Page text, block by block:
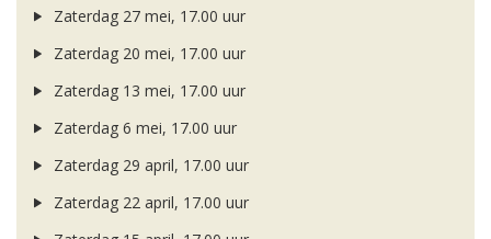
Zaterdag 27 mei, 17.00 uur
Zaterdag 20 mei, 17.00 uur
Zaterdag 13 mei, 17.00 uur
Zaterdag 6 mei, 17.00 uur
Zaterdag 29 april, 17.00 uur
Zaterdag 22 april, 17.00 uur